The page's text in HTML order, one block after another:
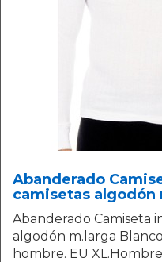
Abanderado
camisetas algodón
Abanderado Camiseta
algodón m.larga
hombre. EU